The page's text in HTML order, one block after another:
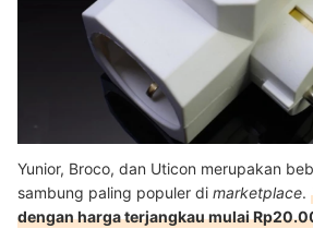
Yunior, Broco, dan Uticon merupakan
sambung paling populer di marketplace.
dengan harga terjangkau mulai